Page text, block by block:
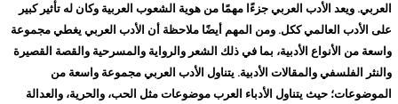
العربي. ويعد الأدب العربي جزءًا مهمًا من هوية الشعوب العربية وكان له تأثير كبير
على الأدب العالمي ككل. ومن المهم أيضًا ملاحظة أن الأدب العربي يغطي مجموعة
واسعة من الأنواع الأدبية، بما في ذلك الشعر والرواية والمسرحية والقصة القصيرة
والنثر الفلسفي والمقالات الأدبية. يتناول الأدب العربي مجموعة واسعة من
الموضوعات؛ حيث يتناول الأدباء العرب موضوعات مثل الحب، والحرية، والعدالة